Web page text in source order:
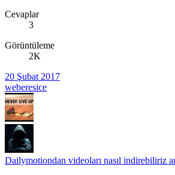
Cevaplar
3
Görüntüleme
2K
20 Şubat 2017
weberesice
Dailymotiondan videoları nasıl indirebiliriz